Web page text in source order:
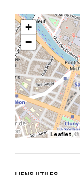
+
−
Leaflet, ©